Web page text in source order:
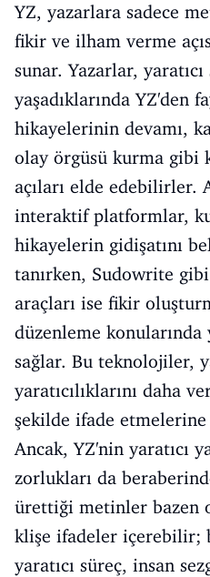
YZ, yazarlara sadece
fikir ve ilham verme
sunar. Yazarlar,
yaşadıklarında YZ'den
hikayelerinin devamı,
olay örgüsü kurma gibi
açıları elde edebilirler.
interaktif platformlar,
hikayelerin gidişatını
tanırken, Sudowrite
araçları ise fikir
düzenleme konularında
sağlar. Bu teknolojiler,
yaratıcılıklarını daha
şekilde ifade etmelerine
Ancak, YZ'nin yaratıcı
zorlukları da
ürettiği metinler bazen
klişe ifadeler içerebilir;
yaratıcı süreç, insan